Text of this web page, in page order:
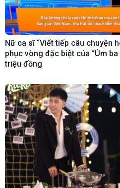
Nữ ca sĩ “Viết tiếp câu chuyện
phục vòng đặc biệt của “Úm
triệu đồng